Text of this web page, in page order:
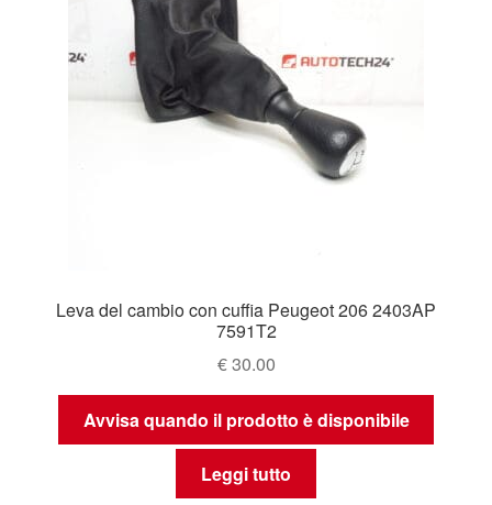
Leva del cambio con cuffia Peugeot 206 2403AP
7591T2
€30.00
Avvisa quando il prodotto è disponibile
Leggi tutto